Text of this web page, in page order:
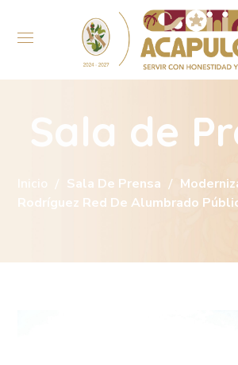
Sala de
Inicio Sala De Prensa
Rodríguez Red De Alumbrado